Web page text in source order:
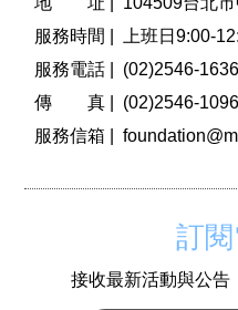
服務時間 |
上班日9:00-
服務電話 |
(02)2546-1636
傳 真 |
(02)2546-1096
服務信箱 |
訂
接收最新活動與公告